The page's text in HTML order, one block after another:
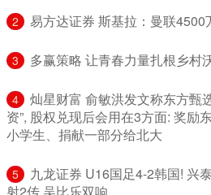
2 易方达证券 斯基拉：曼联
3 多赢策略 让青春力量扎根乡村
4
灿星财富 俞敏洪发文称东方甄
资”, 股权兑现后会用在3方面: 奖励
小学生、捐献一部分给北大
5
九龙证券 U16国足4-2韩国! 兴